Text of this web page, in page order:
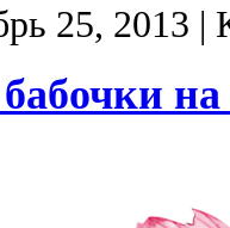
25, 2013 |